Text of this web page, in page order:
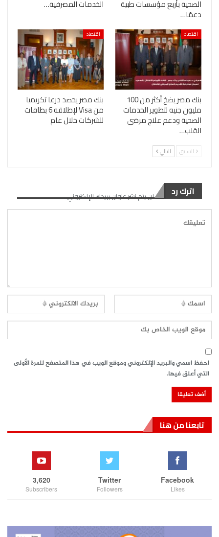
الصحية بأربع مؤسسات طبية
دعمًا…
الخدمات المصرفية…
اقتصاد
بنك مصر يضخ أكثر من 100
مليون جنيه لتطوير الخدمات
الصحية ودعم علاج مرضى
القلب…
اقتصاد
بنك مصر يحصد درعا تكريميا
من Visa لإطلاقه 6 بطاقات
للشركات خلال عام
السابق التالي
اترك رد لن يتم نشر عنوان بريدك الإلكتروني.
احفظ اسمي والبريد الإلكتروني وموقع الويب في هذا المتصفح للمرة الأولى
التي أعلق فيها.
تابعنا من هنا
Facebook
Likes
Twitter
Followers
3,620
Subscribers